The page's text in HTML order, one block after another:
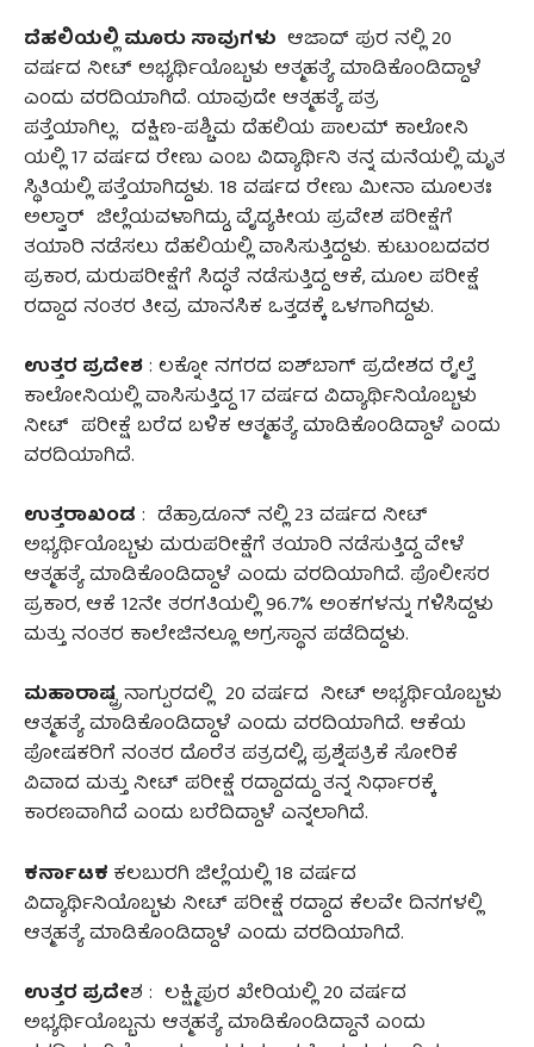
ದೆಹಲಿಯಲ್ಲಿ ಮೂರು ಸಾವುಗಳು ಆಜಾದ್‌ ಪುರ ನಲ್ಲಿ 20
ವರ್ಷದ ನೀಟ್ ಅಭ್ಯರ್ಥಿಯೊಬ್ಬಳು ಆತ್ಮಹತ್ಯೆ ಮಾಡಿಕೊಂಡಿದ್ದಾಳೆ
ಎಂದು ವರದಿಯಾಗಿದೆ. ಯಾವುದೇ ಆತ್ಮಹತ್ಯೆ ಪತ್ರ
ಪತ್ತೆಯಾಗಿಲ್ಲ. ದಕ್ಷಿಣ-ಪಶ್ಚಿಮ ದೆಹಲಿಯ ಪಾಲಮ್‌ ಕಾಲೋನಿ
ಯಲ್ಲಿ 17 ವರ್ಷದ ರೇಣು ಎಂಬ ವಿದ್ಯಾರ್ಥಿನಿ ತನ್ನ ಮನೆಯಲ್ಲಿ ಮೃತ
ಸ್ಥಿತಿಯಲ್ಲಿ ಪತ್ತೆಯಾಗಿದ್ದಳು. 18 ವರ್ಷದ ರೇಣು ಮೀನಾ ಮೂಲತಃ
ಅಲ್ವಾರ್‌ ಜಿಲ್ಲೆಯವಳಾಗಿದ್ದು, ವೈದ್ಯಕೀಯ ಪ್ರವೇಶ ಪರೀಕ್ಷೆಗೆ
ತಯಾರಿ ನಡೆಸಲು ದೆಹಲಿಯಲ್ಲಿ ವಾಸಿಸುತ್ತಿದ್ದಳು. ಕುಟುಂಬದವರ
ಪ್ರಕಾರ, ಮರುಪರೀಕ್ಷೆಗೆ ಸಿದ್ಧತೆ ನಡೆಸುತ್ತಿದ್ದ ಆಕೆ, ಮೂಲ ಪರೀಕ್ಷೆ
ರದ್ದಾದ ನಂತರ ತೀವ್ರ ಮಾನಸಿಕ ಒತ್ತಡಕ್ಕೆ ಒಳಗಾಗಿದ್ದಳು.
ಉತ್ತರ ಪ್ರದೇಶ: ಲಕ್ನೋ ನಗರದ ಐಶ್‌ಬಾಗ್ ಪ್ರದೇಶದ ರೈಲ್ವೆ
ಕಾಲೋನಿಯಲ್ಲಿ ವಾಸಿಸುತ್ತಿದ್ದ 17 ವರ್ಷದ ವಿದ್ಯಾರ್ಥಿನಿಯೊಬ್ಬಳು
ನೀಟ್‌ ಪರೀಕ್ಷೆ ಬರೆದ ಬಳಿಕ ಆತ್ಮಹತ್ಯೆ ಮಾಡಿಕೊಂಡಿದ್ದಾಳೆ ಎಂದು
ವರದಿಯಾಗಿದೆ.
ಉತ್ತರಾಖಂಡ : ಡೆಹ್ರಾಡೂನ್‌ ನಲ್ಲಿ 23 ವರ್ಷದ ನೀಟ್
ಅಭ್ಯರ್ಥಿಯೊಬ್ಬಳು ಮರುಪರೀಕ್ಷೆಗೆ ತಯಾರಿ ನಡೆಸುತ್ತಿದ್ದ ವೇಳೆ
ಆತ್ಮಹತ್ಯೆ ಮಾಡಿಕೊಂಡಿದ್ದಾಳೆ ಎಂದು ವರದಿಯಾಗಿದೆ. ಪೊಲೀಸರ
ಪ್ರಕಾರ, ಆಕೆ 12ನೇ ತರಗತಿಯಲ್ಲಿ 96.7% ಅಂಕಗಳನ್ನು ಗಳಿಸಿದ್ದಳು
ಮತ್ತು ನಂತರ ಕಾಲೇಜಿನಲ್ಲೂ ಅಗ್ರಸ್ಥಾನ ಪಡೆದಿದ್ದಳು.
ಮಹಾರಾಷ್ಟ್ರನಾಗ್ಪುರದಲ್ಲಿ 20 ವರ್ಷದ ನೀಟ್ ಅಭ್ಯರ್ಥಿಯೊಬ್ಬಳು
ಆತ್ಮಹತ್ಯೆ ಮಾಡಿಕೊಂಡಿದ್ದಾಳೆ ಎಂದು ವರದಿಯಾಗಿದೆ. ಆಕೆಯ
ಪೋಷಕರಿಗೆ ನಂತರ ದೊರೆತ ಪತ್ರದಲ್ಲಿ, ಪ್ರಶ್ನೆಪತ್ರಿಕೆ ಸೋರಿಕೆ
ವಿವಾದ ಮತ್ತು‌ ನೀಟ್ ಪರೀಕ್ಷೆ ರದ್ದಾದದ್ದು ತನ್ನ ನಿರ್ಧಾರಕ್ಕೆ
ಕಾರಣವಾಗಿದೆ ಎಂದು ಬರೆದಿದ್ದಾಳೆ ಎನ್ನಲಾಗಿದೆ.
ಕರ್ನಾಟಕ ಕಲಬುರಗಿ ಜಿಲ್ಲೆಯಲ್ಲಿ 18 ವರ್ಷದ
ವಿದ್ಯಾರ್ಥಿನಿಯೊಬ್ಬಳು ನೀಟ್ ಪರೀಕ್ಷೆ ರದ್ದಾದ ಕೆಲವೇ ದಿನಗಳಲ್ಲಿ
ಆತ್ಮಹತ್ಯೆ ಮಾಡಿಕೊಂಡಿದ್ದಾಳೆ ಎಂದು ವರದಿಯಾಗಿದೆ.
ಉತ್ತರ ಪ್ರದೇಶ : ಲಕ್ಷ್ಮಿಪುರ ಖೇರಿಯಲ್ಲಿ 20 ವರ್ಷದ
ಅಭ್ಯರ್ಥಿಯೊಬ್ಬನು ಆತ್ಮಹತ್ಯೆ ಮಾಡಿಕೊಂಡಿದ್ದಾನೆ ಎಂದು